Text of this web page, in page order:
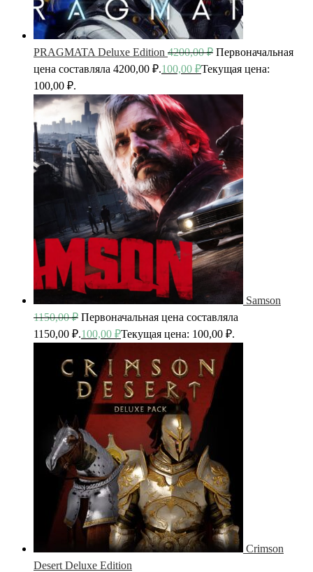
PRAGMATA Deluxe Edition 4200,00₽ Первоначальная
цена составляла 4200,00 ₽.100,00 ₽Текущая цена:
100,00 ₽.
Samson
1150,00₽ Первоначальная цена составляла
1150,00 ₽.100,00 ₽Текущая цена: 100,00 ₽.
Crimson
Desert Deluxe Edition